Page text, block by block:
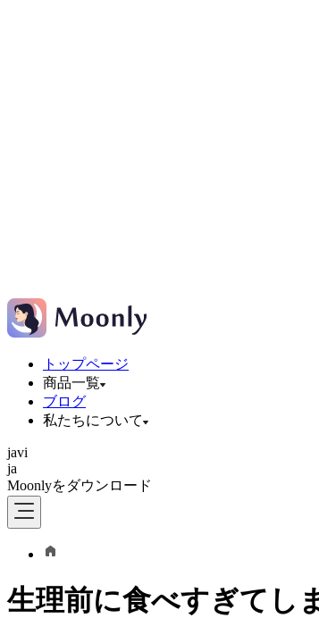
トップページ
商品一覧
ブログ
私たちについて
javi
ja
Moonlyをダウンロード
生理前に食べすぎてし